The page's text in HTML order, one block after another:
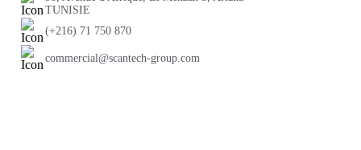
TUNISIE
(+216) 71 750 870
commercial@scantech-group.com